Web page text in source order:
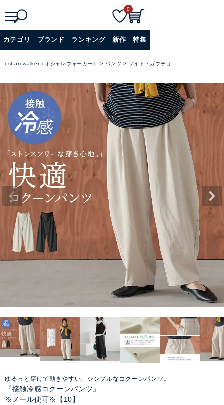
詳細検索
0
カテゴリ ブランド ランキング 新作 特集
osharewalker（オシャレウォーカー） パンツ ワイド・ガウチョ
ゆるっと穿けて動きやすい、シンプルなコクーンパンツ。
『接触冷感コクーンパンツ』
※メール便可※【10】